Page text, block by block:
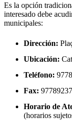
Es la opción
interesado debe
municipales:
Dirección:
Ubicación:
Teléfono:
Fax:
Horario de
(horarios